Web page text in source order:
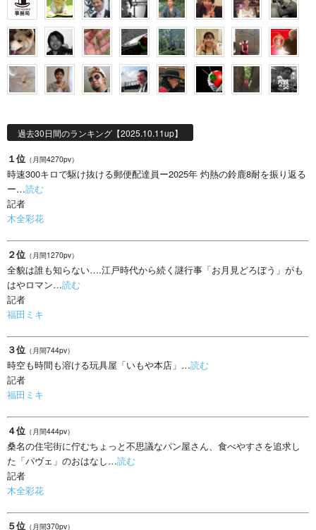
過去30日間のランキング【2025.10.11up】
１位 （月間4270pv）
時速300キロで駆け抜ける郵便配達員ー2025年 灼熱の鈴鹿8耐を振り返る
ー…読む
記者
木全彩花
２位 （月間1270pv）
全貌は誰も知らない….江戸時代から続く謎行事「お月見どろぼう」がも
はやロマン…読む
記者
福田ミキ
３位 （月間744pv）
時空も時間も溶ける玩具屋「いもや本店」…読む
記者
福田ミキ
４位 （月間444pv）
桑名の住宅街に佇むちょっと不思議なパン屋さん、食べやすさを追求し
た「パヴェ」のおはなし…読む
記者
木全彩花
５位 （月間370pv）